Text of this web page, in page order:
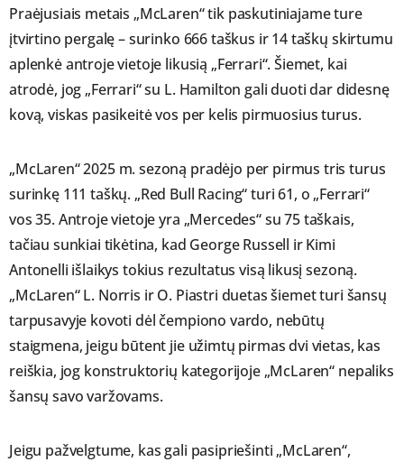
Praėjusiais metais „McLaren“ tik paskutiniajame ture
įtvirtino pergalę – surinko 666 taškus ir 14 taškų skirtumu
aplenkė antroje vietoje likusią „Ferrari“. Šiemet, kai
atrodė, jog „Ferrari“ su L. Hamilton gali duoti dar didesnę
kovą, viskas pasikeitė vos per kelis pirmuosius turus.
„McLaren“ 2025 m. sezoną pradėjo per pirmus tris turus
surinkę 111 taškų. „Red Bull Racing“ turi 61, o „Ferrari“
vos 35. Antroje vietoje yra „Mercedes“ su 75 taškais,
tačiau sunkiai tikėtina, kad George Russell ir Kimi
Antonelli išlaikys tokius rezultatus visą likusį sezoną.
„McLaren“ L. Norris ir O. Piastri duetas šiemet turi šansų
tarpusavyje kovoti dėl čempiono vardo, nebūtų
staigmena, jeigu būtent jie užimtų pirmas dvi vietas, kas
reiškia, jog konstruktorių kategorijoje „McLaren“ nepaliks
šansų savo varžovams.
Jeigu pažvelgtume, kas gali pasipriešinti „McLaren“,